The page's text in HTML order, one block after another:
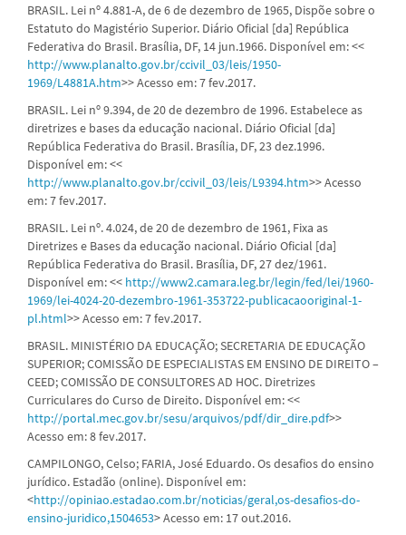
BRASIL. Lei nº 4.881-A, de 6 de dezembro de 1965, Dispõe sobre o
Estatuto do Magistério Superior. Diário Oficial [da] República
Federativa do Brasil. Brasília, DF, 14 jun.1966. Disponível em: <<
http://www.planalto.gov.br/ccivil_03/leis/1950-
1969/L4881A.htm>> Acesso em: 7 fev.2017.
BRASIL. Lei nº 9.394, de 20 de dezembro de 1996. Estabelece as
diretrizes e bases da educação nacional. Diário Oficial [da]
República Federativa do Brasil. Brasília, DF, 23 dez.1996.
Disponível em: <<
http://www.planalto.gov.br/ccivil_03/leis/L9394.htm>> Acesso
em: 7 fev.2017.
BRASIL. Lei nº. 4.024, de 20 de dezembro de 1961, Fixa as
Diretrizes e Bases da educação nacional. Diário Oficial [da]
República Federativa do Brasil. Brasília, DF, 27 dez/1961.
Disponível em: << http://www2.camara.leg.br/legin/fed/lei/1960-
1969/lei-4024-20-dezembro-1961-353722-publicacaooriginal-1-
pl.html>> Acesso em: 7 fev.2017.
BRASIL. MINISTÉRIO DA EDUCAÇÃO; SECRETARIA DE EDUCAÇÃO
SUPERIOR; COMISSÃO DE ESPECIALISTAS EM ENSINO DE DIREITO –
CEED; COMISSÃO DE CONSULTORES AD HOC. Diretrizes
Curriculares do Curso de Direito. Disponível em: <<
http://portal.mec.gov.br/sesu/arquivos/pdf/dir_dire.pdf>>
Acesso em: 8 fev.2017.
CAMPILONGO, Celso; FARIA, José Eduardo. Os desafios do ensino
jurídico. Estadão (online). Disponível em:
<http://opiniao.estadao.com.br/noticias/geral,os-desafios-do-
ensino-juridico,1504653> Acesso em: 17 out.2016.